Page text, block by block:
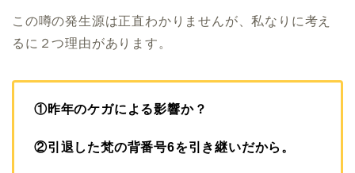
この噂の発生源は正直わかりませんが、私なりに考え
るに２つ理由があります。
①昨年のケガによる影響か？
②引退した梵の背番号6を引き継いだから。